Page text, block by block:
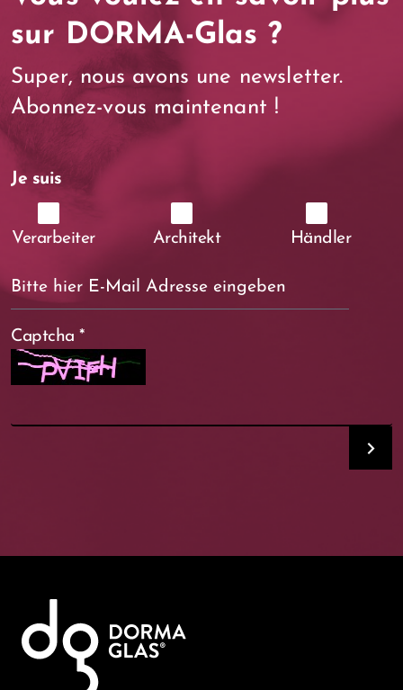
sur DORMA-Glas ?
Super, nous avons une newsletter.
Abonnez-vous maintenant !
Je suis
Verarbeiter Architekt Händler
Captcha *